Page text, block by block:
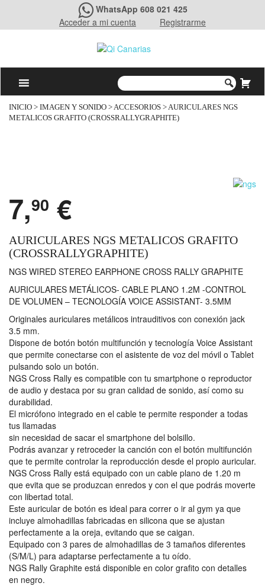
WhatsApp 608 021 425
Acceder a mi cuenta
Registrarme
INICIO > IMAGEN Y SONIDO >ACCESORIOS > AURICULARES NGS
METALICOS GRAFITO (CROSSRALLYGRAPHITE)
7,90 €
AURICULARES NGS METALICOS GRAFITO
(CROSSRALLYGRAPHITE)
NGS WIRED STEREO EARPHONE CROSS RALLY GRAPHITE
AURICULARES METÁLICOS- CABLE PLANO 1.2M -CONTROL
DE VOLUMEN – TECNOLOGÍA VOICE ASSISTANT- 3.5MM
Originales auriculares metálicos intrauditivos con conexión jack
3.5 mm.
Dispone de botón botón multifunción y tecnología Voice Assistant
que permite conectarse con el asistente de voz del móvil o Tablet
pulsando solo un botón.
NGS Cross Rally es compatible con tu smartphone o reproductor
de audio y destaca por su gran calidad de sonido, así como su
durabilidad.
El micrófono integrado en el cable te permite responder a todas
tus llamadas
sin necesidad de sacar el smartphone del bolsillo.
Podrás avanzar y retroceder la canción con el botón multifunción
que te permite controlar la reproducción desde el propio auricular.
NGS Cross Rally está equipado con un cable plano de 1.20 m
que evita que se produzcan enredos y con el que podrás moverte
con libertad total.
Este auricular de botón es ideal para correr o ir al gym ya que
incluye almohadillas fabricadas en silicona que se ajustan
perfectamente a la oreja, evitando que se caigan.
Equipado con 3 pares de almohadillas de 3 tamaños diferentes
(S/M/L) para adaptarse perfectamente a tu oído.
NGS Rally Graphite está disponible en color grafito con detalles
en negro.